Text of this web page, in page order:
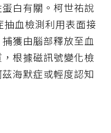
白有關。柯世祐說
抽血檢測利用表面接
獲由腦部釋放至血
根據磁訊號變化檢
海默症或輕度認知